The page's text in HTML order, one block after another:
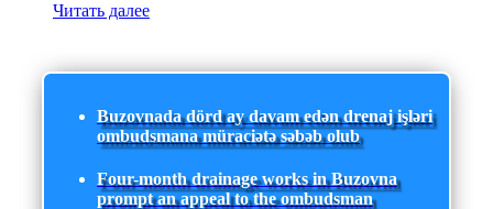
Читать далее
Buzovnada dörd ay davam edən drenaj işləri
ombudsmana müraciətə səbəb olub
Four-month drainage works in Buzovna
prompt an appeal to the ombudsman